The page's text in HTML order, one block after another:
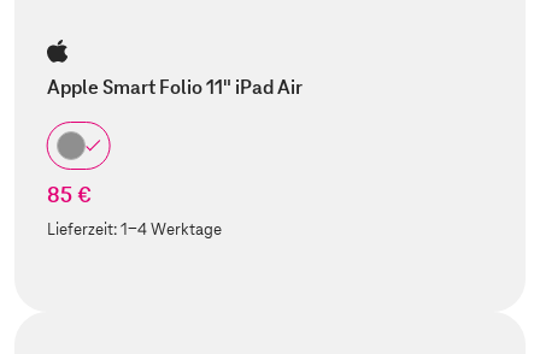
Apple Smart Folio 11" iPad Air
85 €
Lieferzeit:1-4 Werktage